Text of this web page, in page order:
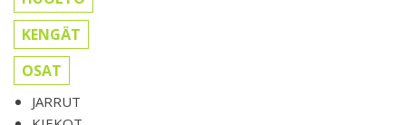
KENGÄT
OSAT
JARRUT